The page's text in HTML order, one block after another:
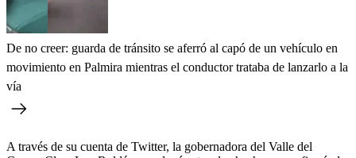
De no creer: guarda de tránsito se aferró al capó de un vehículo en
movimiento en Palmira mientras el conductor trataba de lanzarlo a la
vía
A través de su cuenta de Twitter, la gobernadora del Valle del